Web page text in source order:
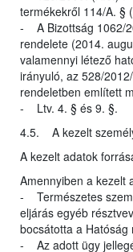
termékekről 114/A. §
- A Bizottság 1062/
rendelete (2014.
valamennyi létező
irányuló, az 528/
rendeletben említett
- Ltv. 4. § és 9. §.
4.5. A kezelt
A kezelt adatok
Amennyiben a kezelt
- Természetes
eljárás egyéb
bocsátotta a Hatóság
- Az adott ügy